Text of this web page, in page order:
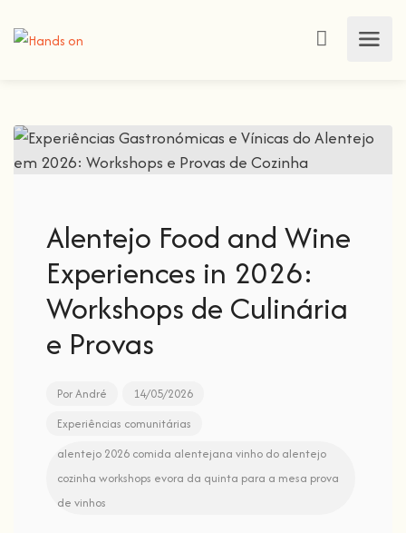
Alentejo Food and Wine
Experiences in 2026:
Workshops de Culinária
e Provas
PorAndré
14/05/2026
Experiências comunitárias
alentejo 2026 comida alentejana vinho do alentejo
cozinha workshops evora da quinta para a mesa prova
de vinhos